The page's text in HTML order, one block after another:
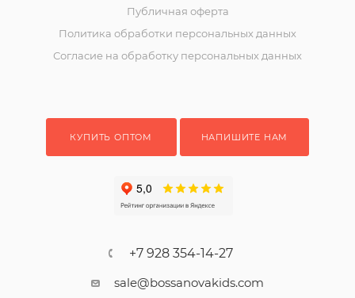
Публичная оферта
Политика обработки персональных данных
Согласие на обработку персональных данных
КУПИТЬ ОПТОМ НАПИШИТЕ НАМ
+7 928 354-14-27
sale@bossanovakids.com